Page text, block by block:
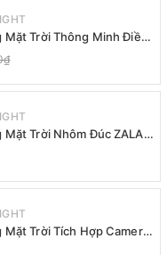
Trời Thông Minh Điều
Trời Nhôm Đúc ZALAA
Trời Tích Hợp Camera
IP65)